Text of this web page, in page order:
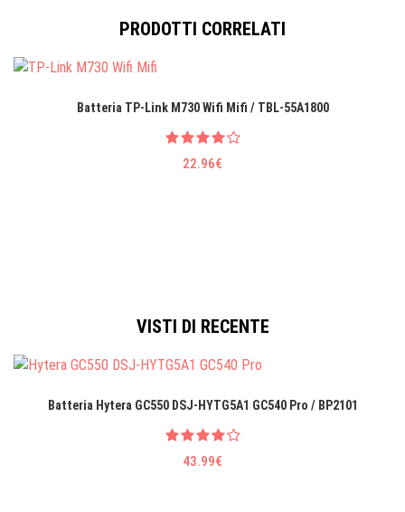
PRODOTTI CORRELATI
Batteria TP-Link M730 Wifi Mifi / TBL-55A1800
22.96€
VISTI DI RECENTE
Batteria Hytera GC550 DSJ-HYTG5A1 GC540 Pro / BP2101
43.99€